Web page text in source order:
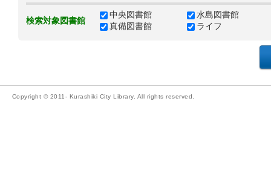
検索対象図書館
中央図書館
水島図書館
真備図書館
ライフ
Copyright © 2011- Kurashiki City Library. All rights reserved.